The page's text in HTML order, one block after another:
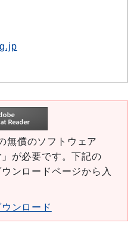
無償のソフトウェア
が必要です。下記の
ンロードページから入
ンロード